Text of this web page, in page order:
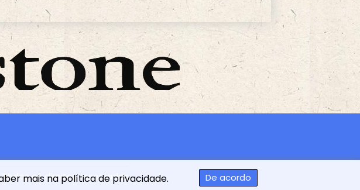
mais na política de privacidade. De acordo
os direitos reservados